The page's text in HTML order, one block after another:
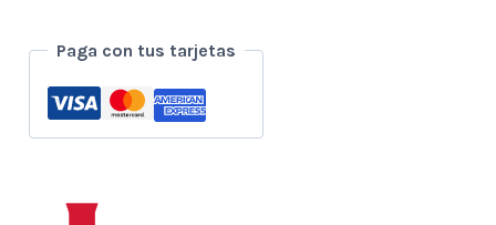
Paga con tus tarjetas